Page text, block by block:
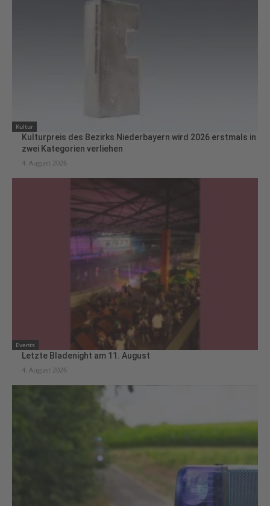
Kultur
Kulturpreis des Bezirks Niederbayern wird 2026 erstmals in
zwei Kategorien verliehen
4. August 2026
Events
Letzte Bladenight am 11. August
4. August 2026